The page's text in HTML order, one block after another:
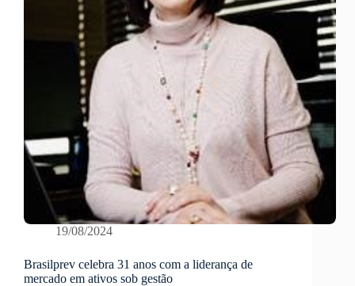
19/08/2024
Brasilprev celebra 31 anos com a liderança de
mercado em ativos sob gestão